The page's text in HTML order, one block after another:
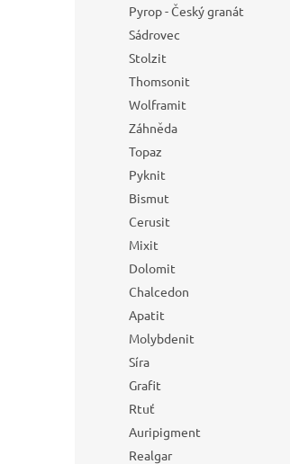
Pyrop - Český granát
Sádrovec
Stolzit
Thomsonit
Wolframit
Záhněda
Topaz
Pyknit
Bismut
Cerusit
Mixit
Dolomit
Chalcedon
Apatit
Molybdenit
Síra
Grafit
Rtuť
Auripigment
Realgar